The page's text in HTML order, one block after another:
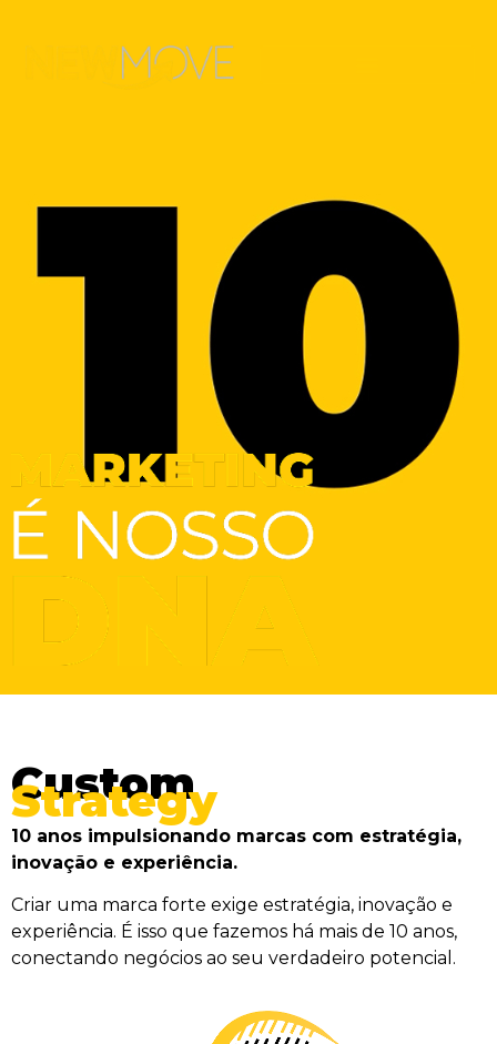
Custom
Strategy
10 anos impulsionando marcas com estratégia,
inovação e experiência.
Criar uma marca forte exige estratégia, inovação e
experiência. É isso que fazemos há mais de 10 anos,
conectando negócios ao seu verdadeiro potencial.